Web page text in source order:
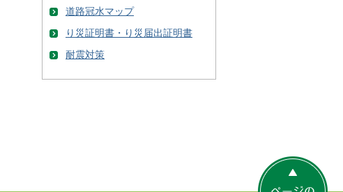
道路冠水マップ
り災証明書・り災届出証明書
耐震対策
ー